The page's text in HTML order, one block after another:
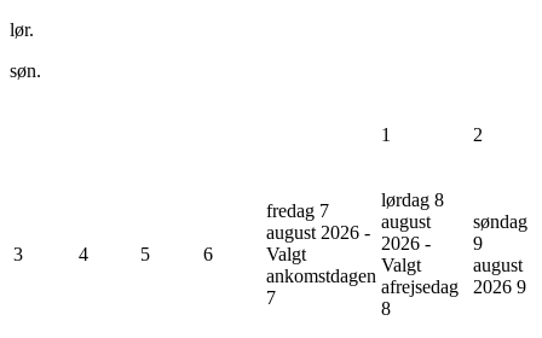
lør.
søn.
1 2
3 4 5 6
fredag 7
august 2026 -
Valgt
ankomstdagen
7
lørdag 8
august
2026 -
Valgt
afrejsedag
8
søndag
9
august
2026 9